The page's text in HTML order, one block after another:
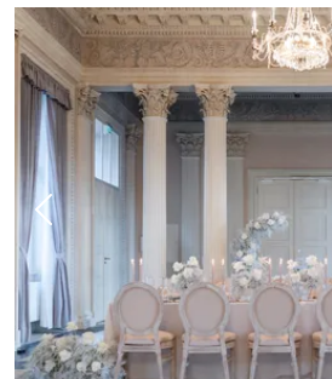
Vorheriges Bild